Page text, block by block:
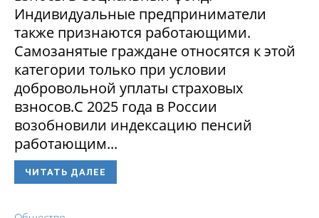
Индивидуальные предприниматели
также признаются работающими.
Самозанятые граждане относятся к этой
категории только при условии
добровольной уплаты страховых
взносов.С 2025 года в России
возобновили индексацию пенсий
работающим...
ЧИТАТЬ ДАЛЕЕ